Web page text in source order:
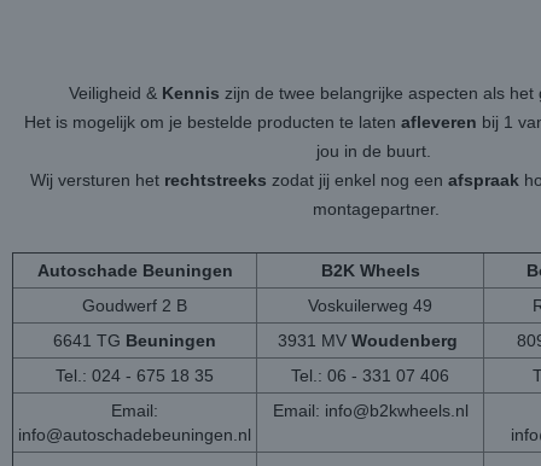
Veiligheid & Kennis zijn de twee belangrijke aspecten als
Het is mogelijk om je bestelde producten te laten afleveren bij 1
jou in de buurt.
Wij versturen het rechtstreeks zodat jij enkel nog een afspraak
montagepartner.
Autoschade Beuningen B2K Wheels
Goudwerf 2 B
Voskuilerweg 49
6641 TG Beuningen 3931 MV Woudenberg
Tel.: 024 - 675 18 35
Tel.: 06 - 331 07 406
Email:
info@autoschadebeuningen.nl
Email: info@b2kwheels.nl